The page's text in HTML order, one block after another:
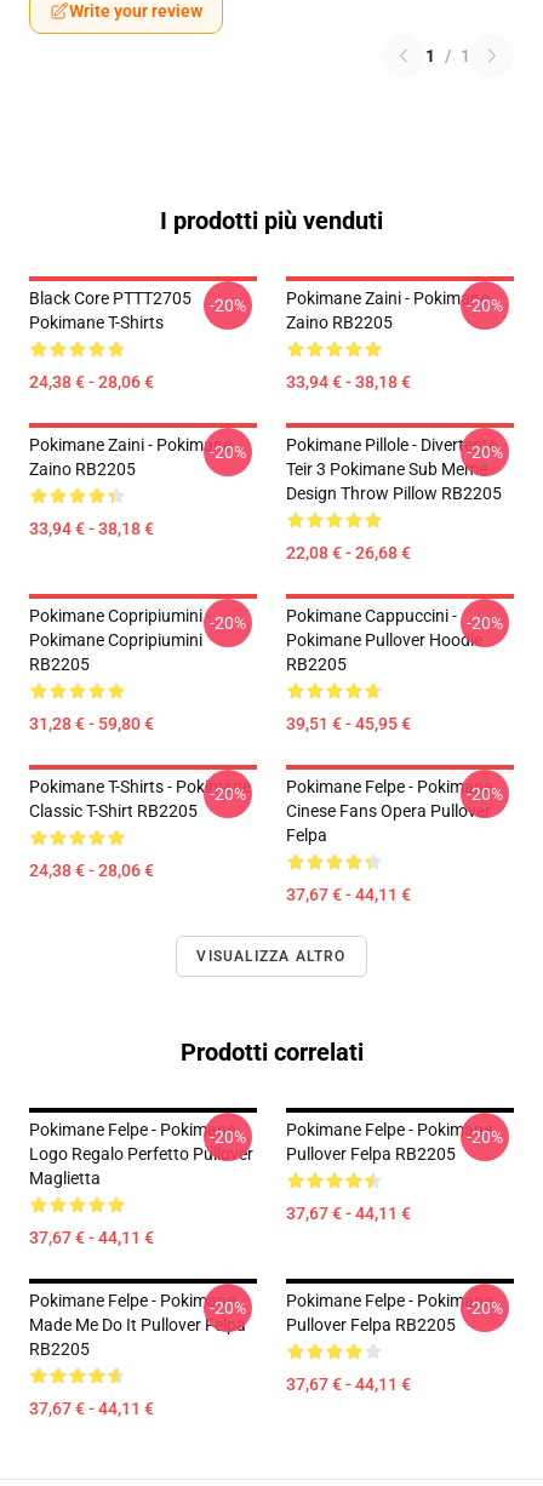
Write your review
1 / 1
I prodotti più venduti
Black Core PTTT2705
Pokimane T-Shirts
24,38 € - 28,06 €
-20%
Pokimane Zaini - Pokimane
Zaino RB2205
33,94 € - 38,18 €
-20%
Pokimane Zaini - Pokimane
Zaino RB2205
33,94 € - 38,18 €
-20%
Pokimane Pillole - Divertente
Teir 3 Pokimane Sub Meme
Design Throw Pillow RB2205
22,08 € - 26,68 €
-20%
Pokimane Copripiumini -
Pokimane Copripiumini
RB2205
31,28 € - 59,80 €
-20%
Pokimane Cappuccini -
Pokimane Pullover Hoodie
RB2205
39,51 € - 45,95 €
-20%
Pokimane T-Shirts - Pokimane
Classic T-Shirt RB2205
24,38 € - 28,06 €
-20%
Pokimane Felpe - Pokimane
Cinese Fans Opera Pullover
Felpa
37,67 € - 44,11 €
-20%
VISUALIZZA ALTRO
Prodotti correlati
Pokimane Felpe - Pokimane
Logo Regalo Perfetto Pullover
Maglietta
37,67 € - 44,11 €
-20%
Pokimane Felpe - Pokimane
Pullover Felpa RB2205
37,67 € - 44,11 €
-20%
Pokimane Felpe - Pokimane
Made Me Do It Pullover Felpa
RB2205
37,67 € - 44,11 €
-20%
Pokimane Felpe - Pokimane
Pullover Felpa RB2205
37,67 € - 44,11 €
-20%